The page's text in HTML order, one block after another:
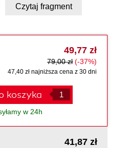
Czytaj fragment
49,77 zł
79,00 zł (-37%)
47,40 zł najniższa cena z 30 dni
koszyka
w 24h
41,87 zł